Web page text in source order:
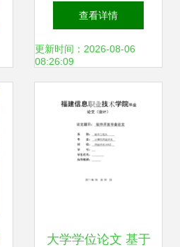
阔的五大工学类专
业 软件工程上榜，
查看详情
更新时间：2026-08-06
08:26:09
大学学位论文 基于